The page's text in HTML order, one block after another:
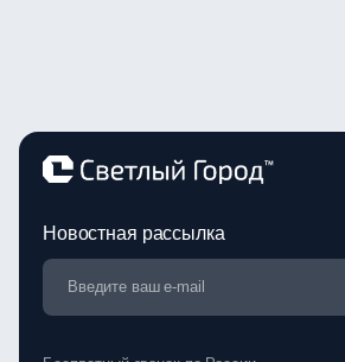
Новостная рассылка